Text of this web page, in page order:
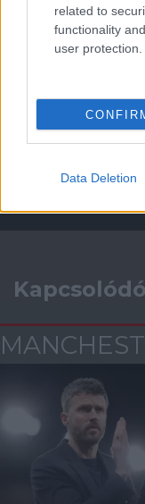
related to
functionality
user protection.
Data Deletion
ELŐZŐ